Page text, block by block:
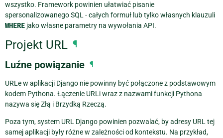
wszystko. Framework powinien ułatwiać pisanie
spersonalizowanego SQL - całych formuł lub tylko własnych klauzuli
WHERE jako własne parametry na wywołania API.
Projekt URL ¶
Luźne powiązanie ¶
URLe w aplikacji Django nie powinny być połączone z podstawowym
kodem Pythona. Łączenie URLi wraz z nazwami funkcji Pythona
nazywa się Złą i Brzydką Rzeczą.
Poza tym, system URL Django powinien pozwalać, by adresy URL tej
samej aplikacji były różne w zależności od kontekstu. Na przykład,